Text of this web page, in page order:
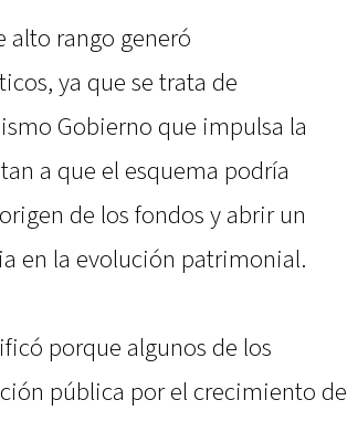
alto rango generó
ya que se trata de
Gobierno que impulsa la
a que el esquema podría
de los fondos y abrir un
en la evolución patrimonial.
porque algunos de los
pública por el crecimiento de